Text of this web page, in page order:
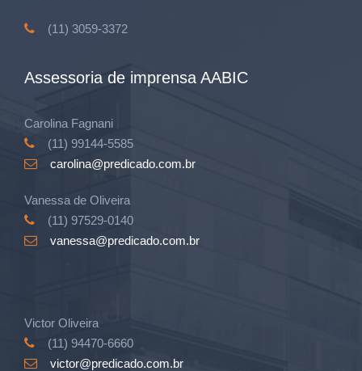
(11) 3059-3372
Assessoria de imprensa AABIC
Carolina Fagnani
(11) 99144-5585
carolina@predicado.com.br
Vanessa de Oliveira
(11) 97529-0140
vanessa@predicado.com.br
Victor Oliveira
(11) 94470-6660
victor@predicado.com.br